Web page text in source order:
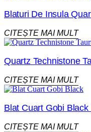
Blaturi De Insula
CITEȘTE MAI MULT
Quartz Technistone
CITEȘTE MAI MULT
Blat Cuart Gobi
CITEȘTE MAI MULT